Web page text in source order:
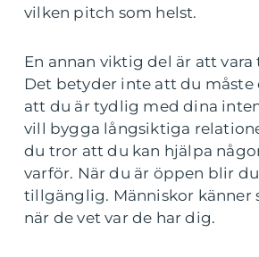
vilken pitch som helst.
En annan viktig del är att vara
Det betyder inte att du måste
att du är tydlig med dina
vill bygga långsiktiga
du tror att du kan hjälpa
varför. När du är öppen blir
tillgänglig. Människor känner
när de vet var de har dig.